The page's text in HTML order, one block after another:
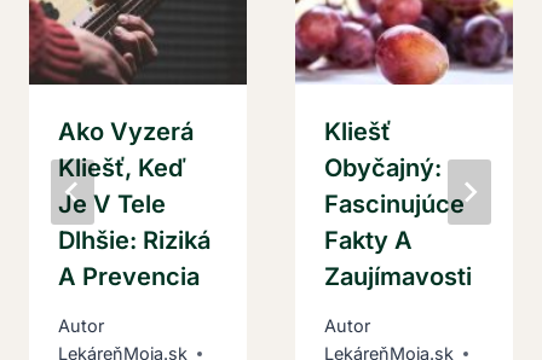
Ako Vyzerá
Kliešť, Keď
Je V Tele
Dlhšie: Riziká
A Prevencia
Autor
LekáreňMoja.sk
Kliešť
Obyčajný:
Fascinujúce
Fakty A
Zaujímavosti
Autor
LekáreňMoja.sk